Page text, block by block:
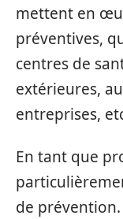
mettent en
préventives,
centres de
extérieures,
entreprises,
En tant que
de